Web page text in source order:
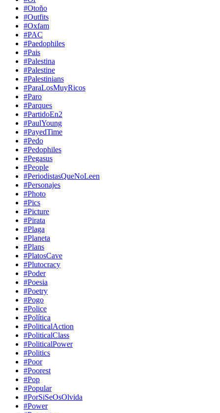
#Otoño
#Outfits
#Oxfam
#PAC
#Paedophiles
#Pais
#Palestina
#Palestine
#Palestinians
#ParaLosMuyRicos
#Paro
#Parques
#PartidoEn2
#PaulYoung
#PayedTime
#Pedo
#Pedophiles
#Pegasus
#People
#PeriodistasQueNoLeen
#Personajes
#Photo
#Pics
#Picture
#Pirata
#Plaga
#Planeta
#Plans
#PlatosCave
#Plutocracy
#Poder
#Poesia
#Poetry
#Pogo
#Police
#Política
#PoliticalAction
#PoliticalClass
#PoliticalPower
#Politics
#Poor
#Poorest
#Pop
#Popular
#PorSiSeOsOlvida
#Power